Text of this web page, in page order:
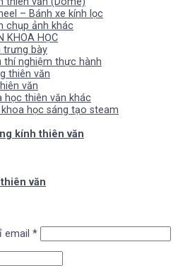
– Bánh xe kính lọc
chụp ảnh khác
KHOA HỌC
trưng bày
thí nghiệm thực hành
thiên văn
văn
học thiên văn khác
học sáng tạo steam
kính thiên văn
văn
*